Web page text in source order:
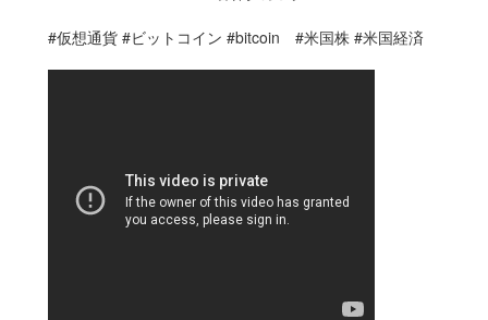
#仮想通貨 #ビットコイン #bitcoin #米国株 #米国経済